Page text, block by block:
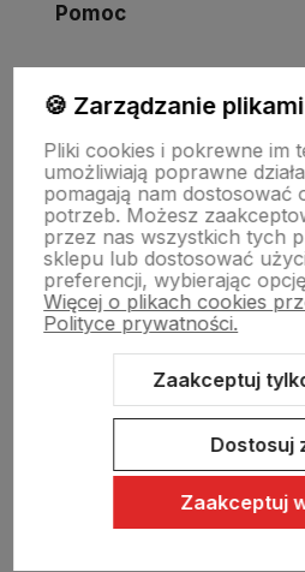
Pomoc
Moje konto
Swiat Edibutik
Sklep internetowy Shoper Premium
🍪 Zarządzanie
Pliki cookies i pokrewne im
umożliwiają poprawne
pomagają nam dostosować
potrzeb. Możesz
przez nas wszystkich tych
sklepu lub dostosować
preferencji, wybierając
Więcej o plikach cookies
Polityce prywatności.
Zaakceptuj
Dostosuj
Zaakceptuj